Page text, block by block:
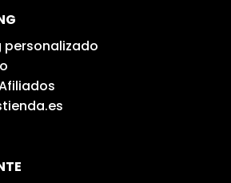
personalizado